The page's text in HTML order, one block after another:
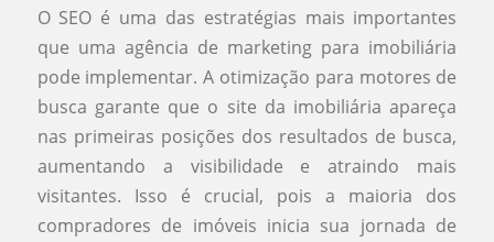
O SEO é uma das estratégias mais importantes
que uma agência de marketing para imobiliária
pode implementar. A otimização para motores de
busca garante que o site da imobiliária apareça
nas primeiras posições dos resultados de busca,
aumentando a visibilidade e atraindo mais
visitantes. Isso é crucial, pois a maioria dos
compradores de imóveis inicia sua jornada de